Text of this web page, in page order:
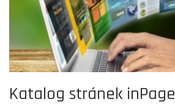
Katalog stránek inPage